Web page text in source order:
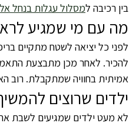
בין רכיבה למסלול עגלות בנחל
מה עם מי שמגיע
לפני כל יציאה לשטח מתקיים
להכיר. לאחר מכן מתבצעת
אמיתית בחוויה שמתקבלת. רוב
ילדים שרוצים
לא מעט ילדים שמגיעים לשבת